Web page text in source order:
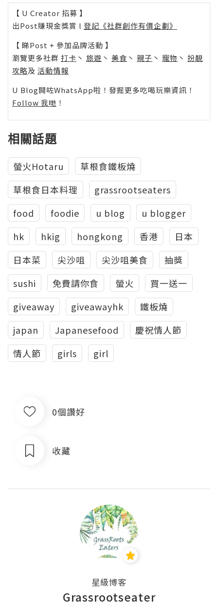
【 U Creator 招募 】
出Post賺現金獎賞 l 登記《社群創作有價企劃》
【 睇Post + 參加品牌活動 】
瀏覽更多社群 打卡 丶 旅遊 丶 美食 丶 親子 丶 寵物 丶 扮靚
攻略及 活動情報
U Blog開咗WhatsApp啦！發掘更多吃喝玩樂資訊！
Follow 我哋 ！
相關話題
螢火Hotaru
草根食鐵板燒
草根食日本料理
grassrootseaters
food
foodie u blog
u blogger
hk
hkig hongkong 香港
日本
日本菜
尖沙咀 尖沙咀美食
抽獎
sushi
免費請你食 螢火
買一送一
giveaway
giveawayhk
鐵板燒
japan
Japanesefood
慶祝情人節
情人節
girls girl
0個讚好
收藏
星級博客
Grassrootseater